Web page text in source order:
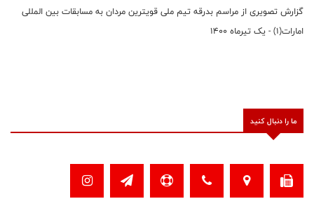
گزارش تصویری از مراسم بدرقه تیم ملی قویترین مردان به مسابقات بین المللی
امارات(1) - یک تیرماه 1400
ما را دنبال کنید